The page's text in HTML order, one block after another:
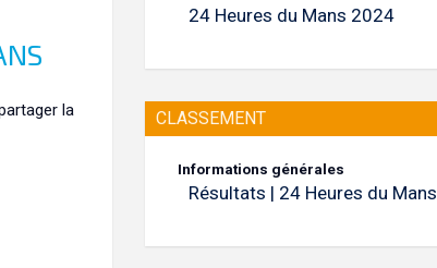
la
24 Heures du Mans 2024
CLASSEMENT
Informations générales
Résultats | 24 Heures du Mans